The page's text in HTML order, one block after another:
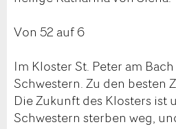
Von 52 auf 6
Im Kloster St. Peter am
Schwestern. Zu den besten
Die Zukunft des Klosters ist
Schwestern sterben weg,